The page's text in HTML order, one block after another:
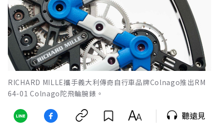
RICHARD MILLE攜手義大利傳奇自行車品牌Colnago推出RM
64-01 Colnago陀飛輪腕錶。
聽遠見